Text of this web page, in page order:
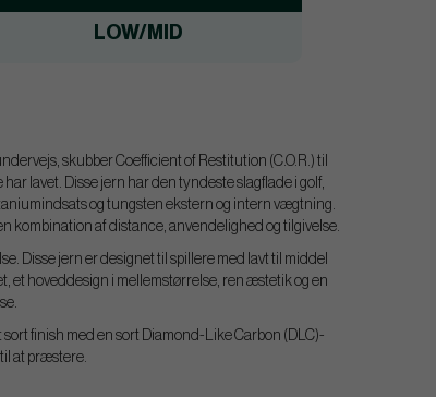
LOW/MID
skubber Coefficient of Restitution (C.O.R.) til
lavet. Disse jern har den tyndeste slagflade i golf,
og tungsten ekstern og intern vægtning.
kombination af distance, anvendelighed og tilgivelse.
Disse jern er designet til spillere med lavt til middel
et hoveddesign i mellemstørrelse, ren æstetik og en
finish med en sort Diamond-Like Carbon (DLC)-
at præstere.